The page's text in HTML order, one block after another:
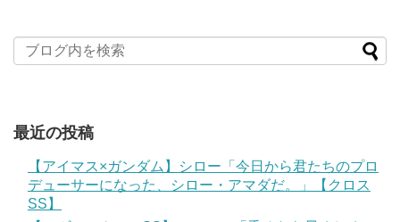
最近の投稿
【アイマス×ガンダム】シロー「今日から君たちのプロ
デューサーになった、シロー・アマダだ。」【クロス
SS】